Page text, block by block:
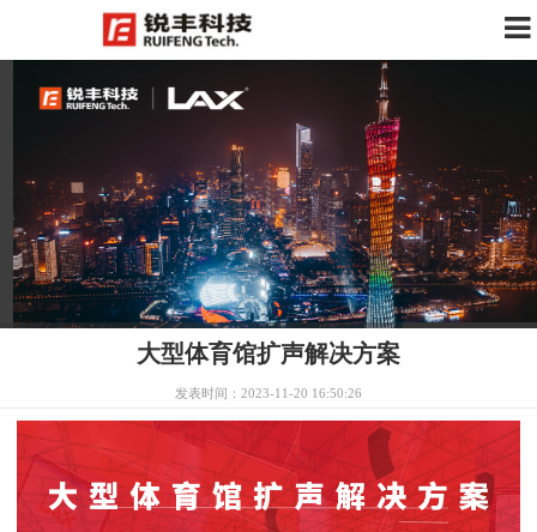
大型体育馆扩声解决方案
发表时间：2023-11-20 16:50:26